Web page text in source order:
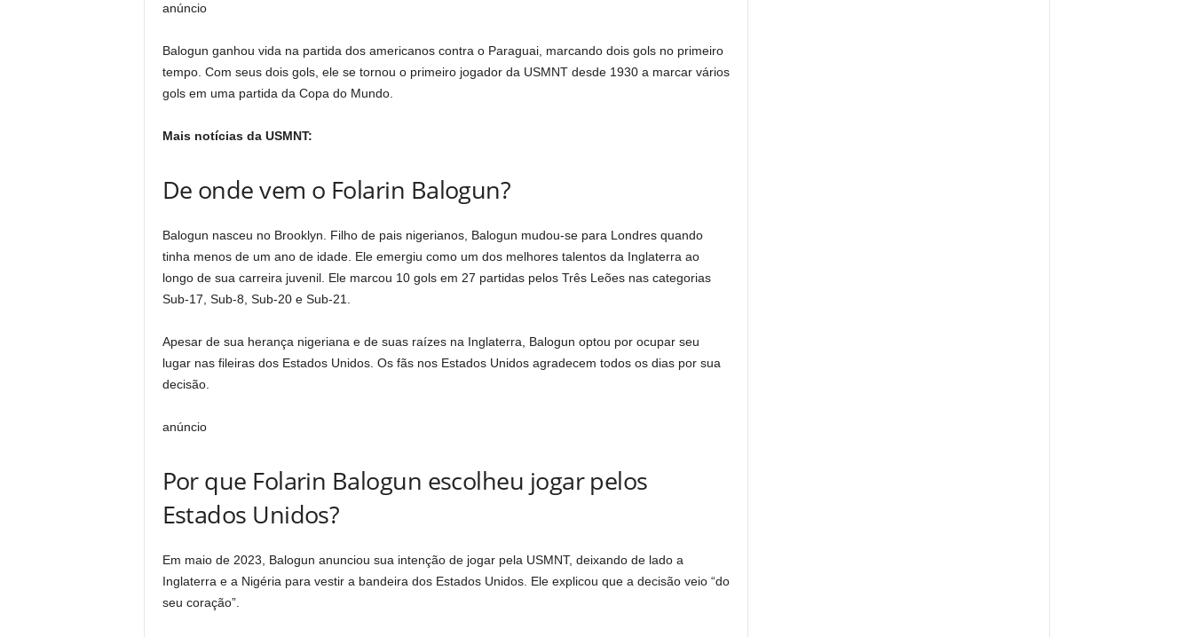
anúncio
Balogun ganhou vida na partida dos americanos contra o Paraguai, marcando dois gols no primeiro
tempo. Com seus dois gols, ele se tornou o primeiro jogador da USMNT desde 1930 a marcar vários
gols em uma partida da Copa do Mundo.
Mais notícias da USMNT:
De onde vem o Folarin Balogun?
Balogun nasceu no Brooklyn. Filho de pais nigerianos, Balogun mudou-se para Londres quando
tinha menos de um ano de idade. Ele emergiu como um dos melhores talentos da Inglaterra ao
longo de sua carreira juvenil. Ele marcou 10 gols em 27 partidas pelos Três Leões nas categorias
Sub-17, Sub-8, Sub-20 e Sub-21.
Apesar de sua herança nigeriana e de suas raízes na Inglaterra, Balogun optou por ocupar seu
lugar nas fileiras dos Estados Unidos. Os fãs nos Estados Unidos agradecem todos os dias por sua
decisão.
anúncio
Por que Folarin Balogun escolheu jogar pelos
Estados Unidos?
Em maio de 2023, Balogun anunciou sua intenção de jogar pela USMNT, deixando de lado a
Inglaterra e a Nigéria para vestir a bandeira dos Estados Unidos. Ele explicou que a decisão veio “do
seu coração”.